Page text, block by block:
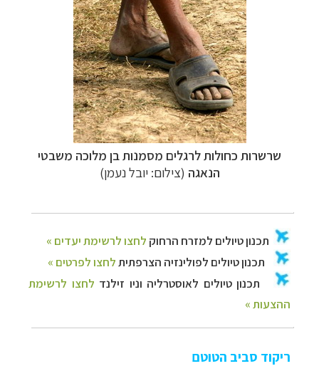
שרשרות כחולות לרגלים מסמנות בן מלוכה משבטי
הנאגה (צילום: יובל נעמן)
ריקוד סביב הטוטם